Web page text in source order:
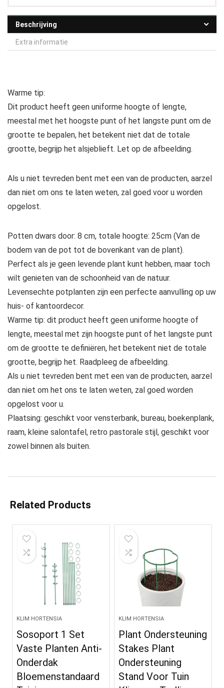
Beschrijving
Extra informatie
Warme tip:
Dit product heeft geen uniforme hoogte of lengte,
meestal met het hoogste punt of het langste punt om de
grootte te bepalen, het betekent niet dat de totale
grootte, begrijp het alsjeblieft. Let op de afbeelding.
Als u niet tevreden bent met een van de producten, aarzel
dan niet om ons te laten weten, zal goed voor u worden
opgelost.
Potten dwars door: 8 cm, totale hoogte: 25cm (Van de
bodem van de pot tot de bovenkant van de plant).
Perfect als je geen levende plant kunt hebben, maar toch
wilt genieten van de schoonheid van de natuur.
Levensechte potplanten zijn een perfecte aanvulling op uw
huis- of kantoordecor.
Warme tip: dit product heeft geen uniforme hoogte of
lengte, meestal met zijn hoogste punt of het langste punt
om de grootte te definiëren, het betekent niet de totale
grootte, begrijp het. Raadpleeg de afbeelding.
Als u niet tevreden bent met een van de producten, aarzel
dan niet om het ons te laten weten, zal goed worden
opgelost voor u.
Plaatsing: geschikt voor vensterbank, bureau, boekenplank,
raam, kleine salontafel, retro pastorale stijl, geschikt voor
zowel binnen als buiten.
Related Products
KLIM HORTENSIA
Sosoport 1 Set
Vaste Planten Anti-
Onderdak
Bloemenstandaard
KLIM HORTENSIA
Plant Ondersteuning
Stakes Plant
Ondersteuning
Stand Voor Tuin